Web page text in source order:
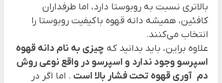
بالاتری نسبت به روبوستا دارد، اما طرفداران
کافئین، همیشه دانه قهوه باکیفیت روبوستا را
انتخاب می‌کنند.
علاوه براین، باید بدانید که چیزی به نام دانه قهوه
اسپرسو وجود ندارد و اسپرسو در واقع نوعی روش
دم آوری قهوه تحت فشار بالا است . اما اگر در